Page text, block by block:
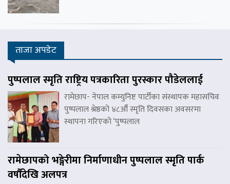
ताजा अपडेट
पुष्पलाल स्मृति राष्ट्रिय पत्रकारिता पुरस्कार पौडेललाई
रामेछाप- नेपाल कम्युनिष्ट पार्टीका संस्थापक महासचिव
पुष्पलाल श्रेष्ठको ४८औँ स्मृति दिवसका अवसरमा
स्थापना गरिएको ‘पुष्पलाल
रामेछापको भङ्गेरीमा निर्माणाधीन पुष्पलाल स्मृति पार्क
वर्षौंदेखि अलपत्र